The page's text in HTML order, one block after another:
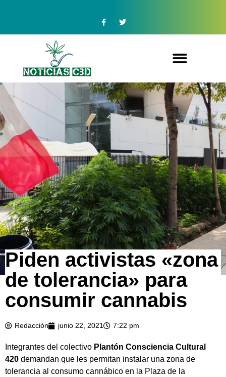
Piden activistas «zona
de tolerancia» para
consumir cannabis
Redacción junio 22, 2021 7:22 pm
Integrantes del colectivo Plantón Consciencia Cultural
420 demandan que les permitan instalar una zona de
tolerancia al consumo cannábico en la Plaza de la